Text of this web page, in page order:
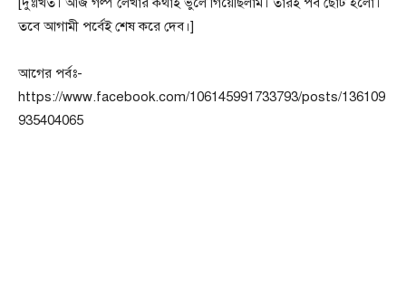
তবে আগামী পর্বেই শেষ করে দেব।]
আগের পর্বঃ-
https://www.facebook.com/106145991733793/posts/136109
935404065